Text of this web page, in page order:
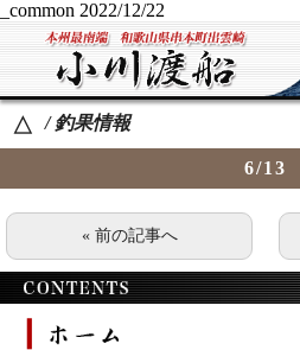
_common 2022/12/22
△ / 釣果情報
6/13
« 前の記事へ